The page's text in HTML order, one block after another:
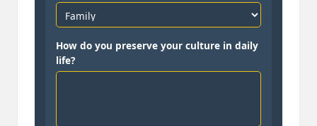
How do you preserve your culture in daily
life?